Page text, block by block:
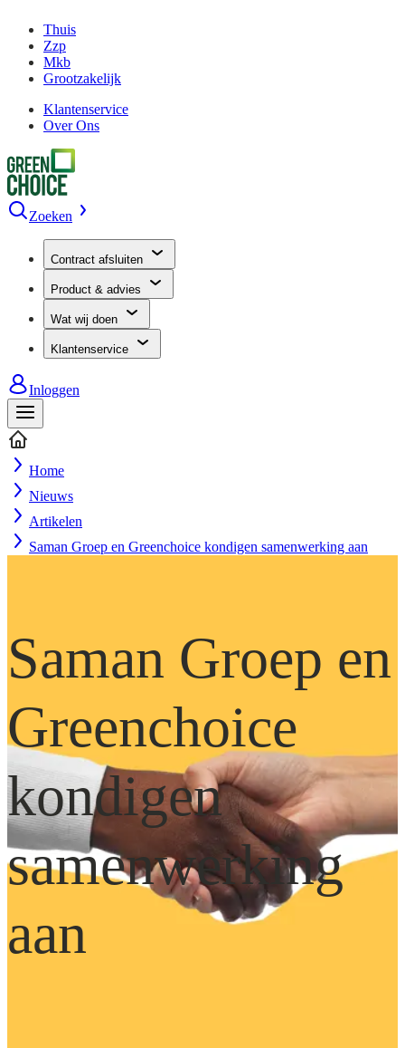
Thuis
Zzp
Mkb
Grootzakelijk
Klantenservice
Over Ons
Zoeken
Contract afsluiten
Product & advies
Wat wij doen
Klantenservice
Inloggen
Home
Nieuws
Artikelen
Saman Groep en Greenchoice kondigen samenwerking aan
Saman Groep en
Greenchoice
kondigen
samenwerking
aan